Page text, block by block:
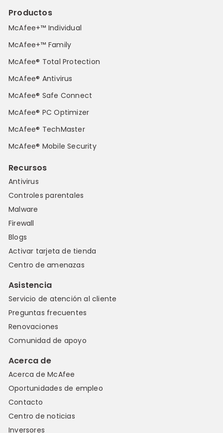
Productos
McAfee+™ Individual
McAfee+™ Family
McAfee® Total Protection
McAfee® Antivirus
McAfee® Safe Connect
McAfee® PC Optimizer
McAfee® TechMaster
McAfee® Mobile Security
Recursos
Antivirus
Controles parentales
Malware
Firewall
Blogs
Activar tarjeta de tienda
Centro de amenazas
Asistencia
Servicio de atención al cliente
Preguntas frecuentes
Renovaciones
Comunidad de apoyo
Acerca de
Acerca de McAfee
Oportunidades de empleo
Contacto
Centro de noticias
Inversores